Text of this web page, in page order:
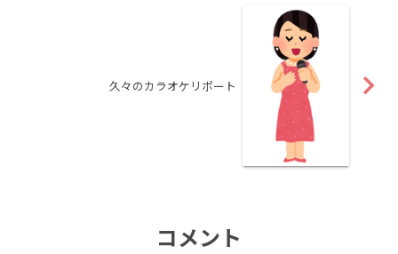
久々のカラオケリポート
コメント